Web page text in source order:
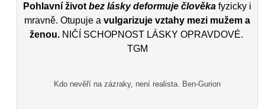
Pohlavní život bez lásky deformuje člověka fyzicky i
mravně. Otupuje avulgarizuje vztahy mezi mužem a
ženou. NIČÍ SCHOPNOST LÁSKY OPRAVDOVÉ.
TGM
Kdo nevěří na zázraky, není realista. Ben-Gurion